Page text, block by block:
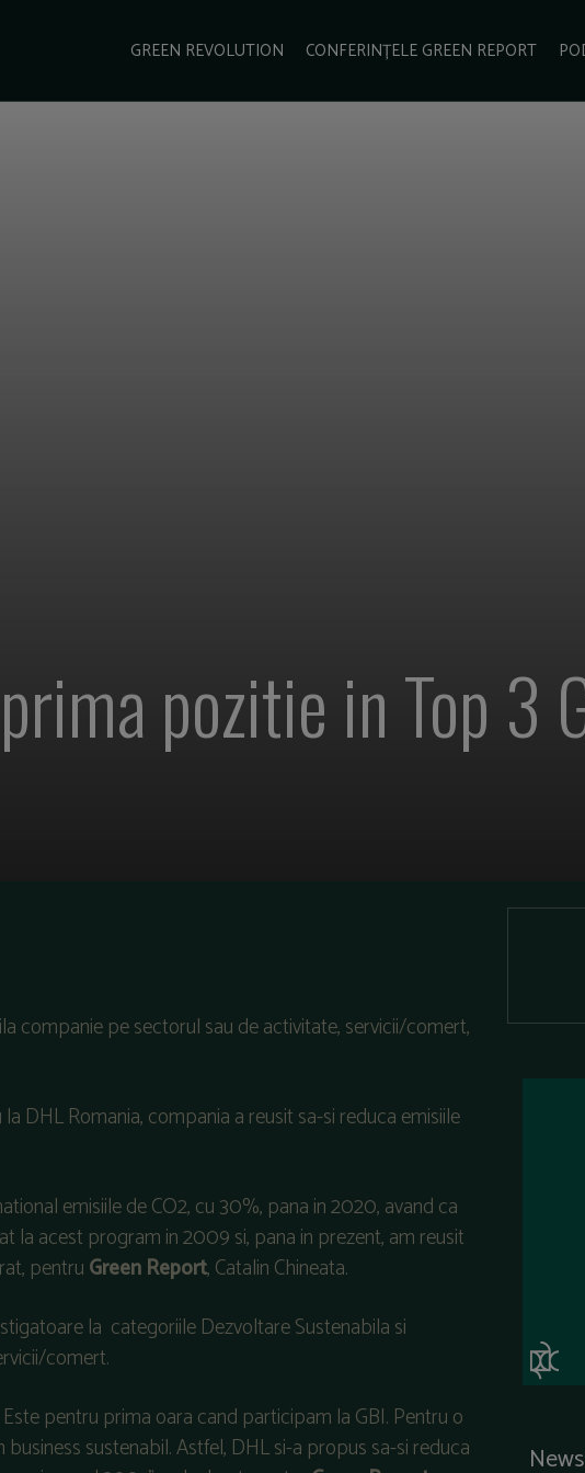
GREEN REVOLUTION CONFERINȚELE GREEN REPORT
SCHIMBĂRI CLIMATICE
pozitie in Top 3
companie pe sectorul sau de activitate, servicii/comert,
DHL Romania, compania a reusit sa-si reduca emisiile
emisiile de CO2, cu 30%, pana in 2020, avand ca
la acest program in 2009 si, pana in prezent, am reusit
pentruGreen Report, Catalin Chineata.
la categoriile Dezvoltare Sustenabila si
comert.
pentru prima oara cand participam la GBI. Pentru o
sustenabil. Astfel, DHL si-a propus sa-si reduca